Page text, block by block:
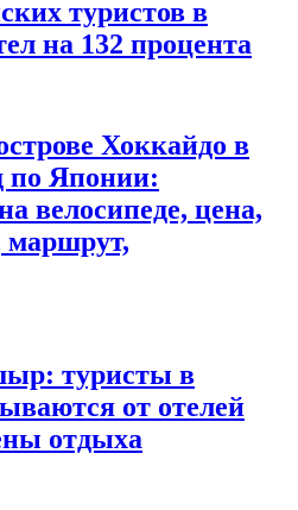
туристов в
на 132 процента
Хоккайдо в
по Японии:
велосипеде, цена,
маршрут,
туристы в
от отелей
отдыха